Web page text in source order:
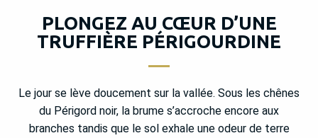
PLONGEZ AU CŒUR D’UNE
TRUFFIÈRE PÉRIGOURDINE
Le jour se lève doucement sur la vallée. Sous les chênes
du Périgord noir, la brume s’accroche encore aux
branches tandis que le sol exhale une odeur de terre